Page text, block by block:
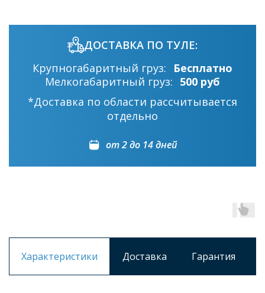
ДОСТАВКА ПО ТУЛЕ:
Крупногабаритный груз:
Бесплатно
Мелкогабаритный груз: 500 руб
*Доставка по области рассчитывается
отдельно
от 2 до 14 дней
Характеристики Доставка Гарантия